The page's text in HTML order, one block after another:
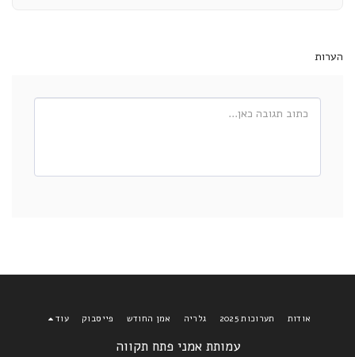
הערות
עמותת אמני פתח תקווה
אודות תערוכות 2025 גלריה אמן החודש פייסבוק עוד